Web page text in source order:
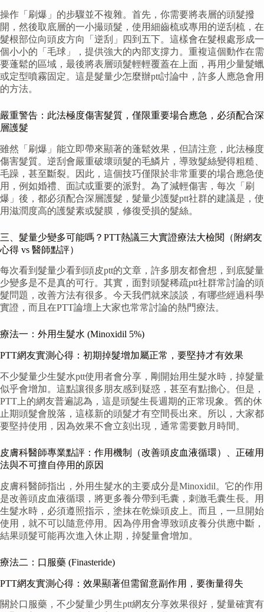
操作「刷爆」的步驟並不複雜。首先，你需要將表層的頭髮撥
開，然後取底層的一小撮頭髮，使用細齒梳或專用的逆刮梳，在
髮根部位向頭皮方向「逆刮」四到五下。這樣會在髮根處形成一
個小小的「毛球」，提供強大的內部支撐力。重複這個動作在需
要蓬鬆的區域，最後將表層頭髮輕輕覆蓋在上面，再用少量髮蠟
或定型噴霧固定。這是髮量少怎麼辦ptt討論中，許多人應急會用
的方法。
嚴重警告：此法極度傷害髮質，僅限重要場合應急，必須配合深
層護髮
雖然「刷爆」能立即帶來顯著的蓬鬆效果，但請注意，此法極度
傷害髮質。逆刮會嚴重破壞頭髮的毛鱗片，導致髮絲變得粗糙、
毛躁，甚至斷裂。因此，這個技巧僅限於非常重要的場合應急使
用，例如婚禮、面試或重要的派對。為了減輕傷害，每次「刷
爆」後，都必須配合深層護髮，髮量少護髮ptt社群的建議是，使
用滋潤度高的護髮素或髮膜，修復受損的髮絲。
三、髮量少變多可能嗎？PTT熱議三大實證療法大檢閱（附網友
心得 vs 醫師點評）
每次看到髮量少看到頭皮ptt的文章，許多朋友都會想，到底髮量
少變多是不是真的可行。其實，面對頭髮稀疏ptt社群常討論的頭
髮問題，改善方法有很多。今天我們就來談談，有哪些經過科學
實證，而且在PTT論壇上大家也常常討論的熱門療法。
療法一：外用生髮水 (Minoxidil 5%)
PTT網友實測心得：初期掉髮增加屬正常，要堅持才有效果
不少髮量少生髮水ptt使用者會分享，剛開始用生髮水時，掉髮量
似乎會增加。這點讓很多朋友感到疑惑，甚至有點擔心。但是，
PTT上的網友普遍認為，這是頭髮生長週期的正常現象。舊的休
止期頭髮會脫落，這樣新的頭髮才有空間長出來。所以，大家都
要堅持使用，因為效果不會立刻出現，通常需要數月時間。
皮膚科醫師專業點評：作用機制（改善頭皮血液循環）、正確用
法與不可擅自停用的原因
皮膚科醫師指出，外用生髮水的主要成分是Minoxidil。它的作用
是改善頭皮血液循環，將更多養分帶到毛囊，刺激毛囊生長。用
生髮水時，必須遵照指示，塗抹在乾燥頭皮上。而且，一旦開始
使用，就不可以隨意停用。因為停用會導致頭皮養分供應中斷，
結果頭髮可能再次進入休止期，掉髮量會增加。
療法二：口服藥 (Finasteride)
PTT網友實測心得：效果顯著但需留意副作用，要衡量得失
關於口服藥，不少髮量少男生ptt網友分享效果很好，髮量確實有